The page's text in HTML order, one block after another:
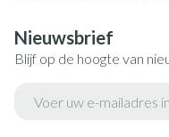
Nieuwsbrief
Blijf op de hoogte van